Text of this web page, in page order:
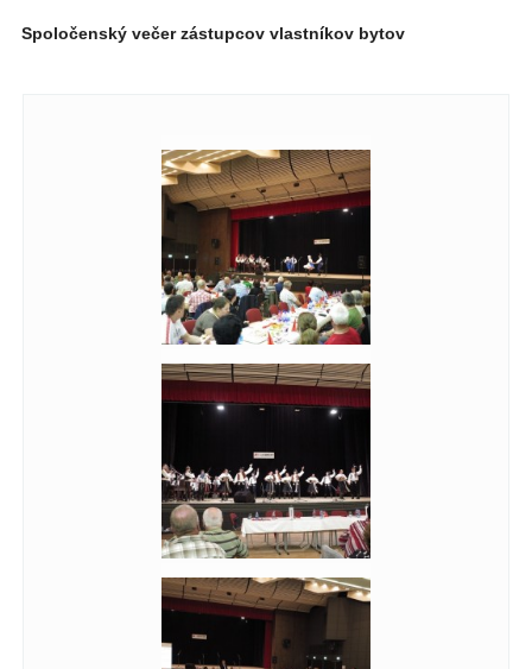
Spoločenský večer zástupcov vlastníkov bytov